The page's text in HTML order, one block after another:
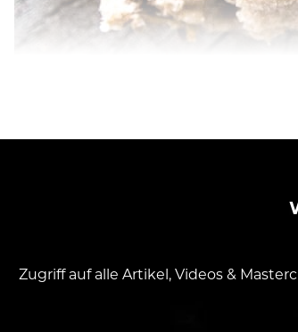
Zugriff auf alle Artikel, Videos &